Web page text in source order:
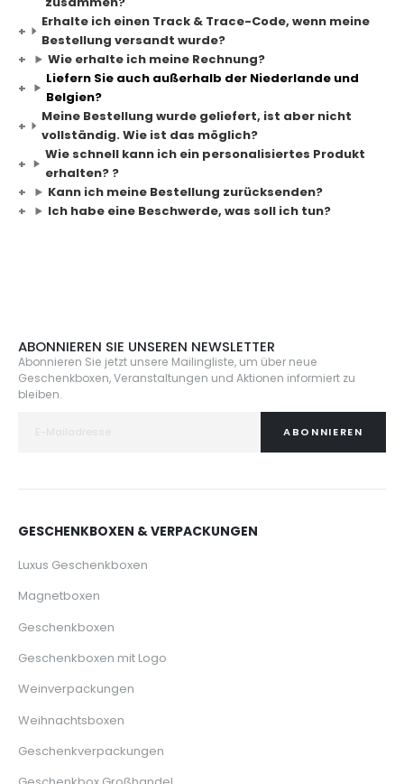
Erhalte ich einen Track & Trace-Code, wenn meine
Bestellung versandt wurde?
Wie erhalte ich meine Rechnung?
Liefern Sie auch außerhalb der Niederlande und
Belgien?
Meine Bestellung wurde geliefert, ist aber nicht
vollständig. Wie ist das möglich?
Wie schnell kann ich ein personalisiertes Produkt
erhalten? ?
Kann ich meine Bestellung zurücksenden?
Ich habe eine Beschwerde, was soll ich tun?
ABONNIEREN SIE UNSEREN NEWSLETTER
Abonnieren Sie jetzt unsere Mailingliste, um über neue
Geschenkboxen, Veranstaltungen und Aktionen informiert zu
bleiben.
ABONNIEREN
GESCHENKBOXEN & VERPACKUNGEN
Luxus Geschenkboxen
Magnetboxen
Geschenkboxen
Geschenkboxen mit Logo
Weinverpackungen
Weihnachtsboxen
Geschenkverpackungen